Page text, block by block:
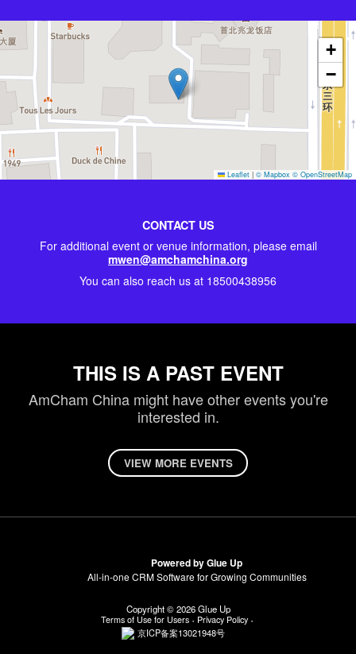
+
−
Leaflet | © Mapbox © OpenStreetMap
CONTACT US
For additional event or venue information, please email
mwen@amchamchina.org
You can also reach us at 18500438956
THIS IS A PAST EVENT
AmCham China might have other events you're
interested in.
VIEW MORE EVENTS
Powered by Glue Up
All-in-one CRM Software for Growing Communities
Copyright © 2026 Glue Up
Terms of Use for Users Privacy Policy
京ICP备案13021948号